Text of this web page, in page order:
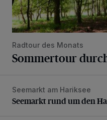
Radtour des Monats
Sommertour
Seemarkt rund um den
Seemarkt am Hariksee
Seemarkt rund um den